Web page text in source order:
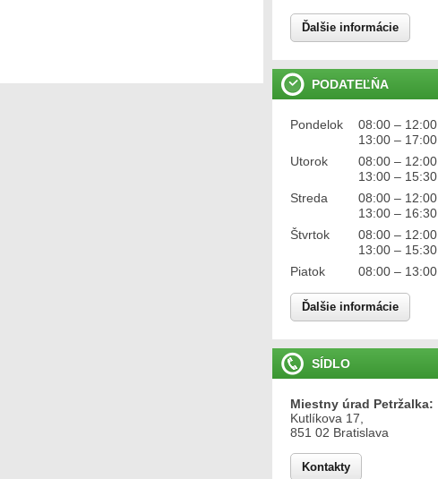
Ďalšie informácie
PODATEĽŇA
Pondelok
08:00 – 12:00
13:00 – 17:00
Utorok
08:00 – 12:00
13:00 – 15:30
Streda
08:00 – 12:00
13:00 – 16:30
Štvrtok
08:00 – 12:00
13:00 – 15:30
Piatok
08:00 – 13:00
Ďalšie informácie
SÍDLO
Miestny úrad Petržalka:
Kutlíkova 17,
851 02 Bratislava
Kontakty